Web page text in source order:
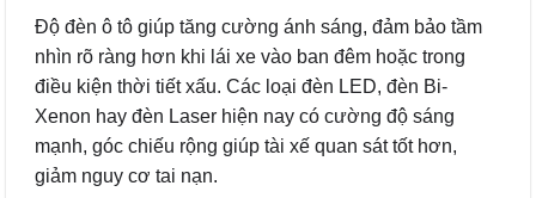
Độ đèn ô tô giúp tăng cường ánh sáng, đảm bảo tầm
nhìn rõ ràng hơn khi lái xe vào ban đêm hoặc trong
điều kiện thời tiết xấu. Các loại đèn LED, đèn Bi-
Xenon hay đèn Laser hiện nay có cường độ sáng
mạnh, góc chiếu rộng giúp tài xế quan sát tốt hơn,
giảm nguy cơ tai nạn.